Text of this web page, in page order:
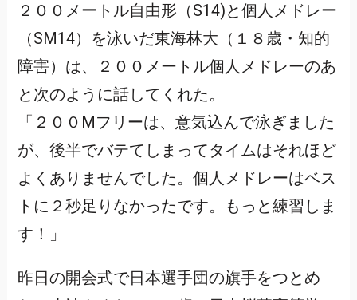
２００メートル自由形（S14)と個人メドレー
（SM14）を泳いだ東海林大（１８歳・知的
障害）は、２００メートル個人メドレーのあ
と次のように話してくれた。
「２００Mフリーは、意気込んで泳ぎました
が、後半でバテてしまってタイムはそれほど
よくありませんでした。個人メドレーはベス
トに２秒足りなかったです。もっと練習しま
す！」
昨日の開会式で日本選手団の旗手をつとめ